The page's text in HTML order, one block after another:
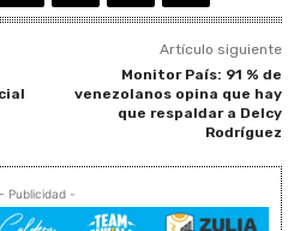
Artículo siguiente
Monitor País: 91 % de
venezolanos opina que hay
que respaldar a Delcy
Rodríguez
- Publicidad -